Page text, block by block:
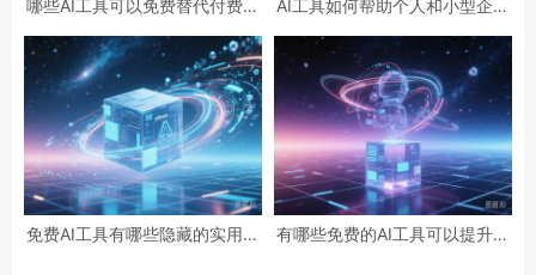
哪些AI工具可以免费替代付费软
AI工具如何帮助个人和小型企业
免费AI工具有哪些隐藏的实用功
有哪些免费的AI工具可以提升工